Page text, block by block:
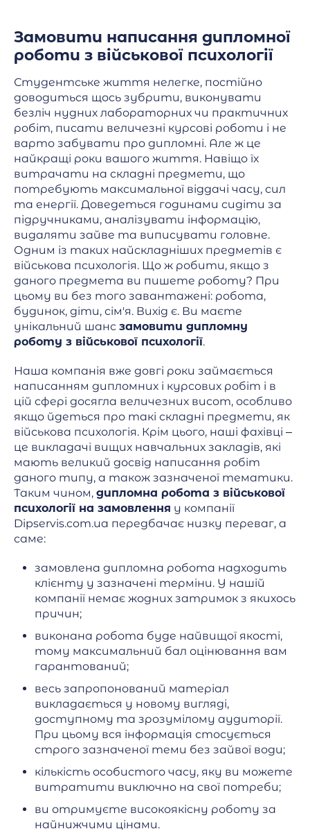
Замовити написання дипломної
роботи з військової психології
Студентське життя нелегке, постійно
доводиться щось зубрити, виконувати
безліч нудних лабораторних чи практичних
робіт, писати величезні курсові роботи і не
варто забувати про дипломні. Але ж це
найкращі роки вашого життя. Навіщо їх
витрачати на складні предмети, що
потребують максимальної віддачі часу, сил
та енергії. Доведеться годинами сидіти за
підручниками, аналізувати інформацію,
видаляти зайве та виписувати головне.
Одним із таких найскладніших предметів є
військова психологія. Що ж робити, якщо з
даного предмета ви пишете роботу? При
цьому ви без того завантажені: робота,
будинок, діти, сім'я. Вихід є. Ви маєте
унікальний шанс замовити дипломну
роботу з військової психології.
Наша компанія вже довгі роки займається
написанням дипломних і курсових робіт і в
цій сфері досягла величезних висот, особливо
якщо йдеться про такі складні предмети, як
військова психологія. Крім цього, наші фахівці –
це викладачі вищих навчальних закладів, які
мають великий досвід написання робіт
даного типу, а також зазначеної тематики.
Таким чином, дипломна робота з військової
психології на замовлення у компанії
Dipservis.com.ua передбачає низку переваг, а
саме:
замовлена дипломна робота надходить
клієнту у зазначені терміни. У нашій
компанії немає жодних затримок з якихось
причин;
виконана робота буде найвищої якості,
тому максимальний бал оцінювання вам
гарантований;
весь запропонований матеріал
викладається у новому вигляді,
доступному та зрозумілому аудиторії.
При цьому вся інформація стосується
строго зазначеної теми без зайвої води;
кількість особистого часу, яку ви можете
витратити виключно на свої потреби;
ви отримуєте високоякісну роботу за
найнижчими цінами.